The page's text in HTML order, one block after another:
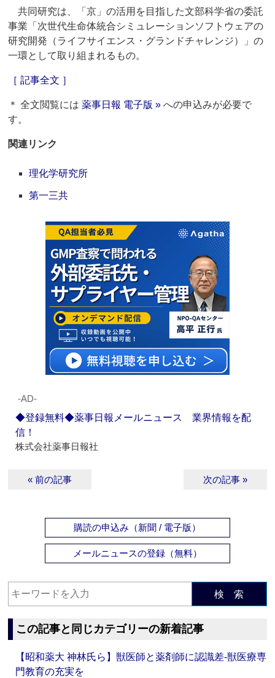
共同研究は、「京」の活用を目指した文部科学省の委託
事業「次世代生命体統合シミュレーションソフトウェアの
研究開発（ライフサイエンス・グランドチャレンジ）」の
一環として取り組まれるもの。
［ 記事全文 ］
＊ 全文閲覧には薬事日報 電子版 » への申込みが必要で
す。
関連リンク
理化学研究所
第一三共
‐AD‐
◆登録無料◆薬事日報メールニュース 業界情報を配
信！
株式会社薬事日報社
« 前の記事 次の記事 »
購読の申込み（新聞 / 電子版）
メールニュースの登録（無料）
検 索
この記事と同じカテゴリーの新着記事
【昭和薬大 神林氏ら】獣医師と薬剤師に認識差‐獣医療専
門教育の充実を